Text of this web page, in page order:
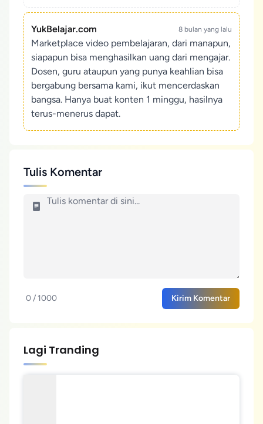
YukBelajar.com 8 bulan yang lalu
Marketplace video pembelajaran, dari manapun,
siapapun bisa menghasilkan uang dari mengajar.
Dosen, guru ataupun yang punya keahlian bisa
bergabung bersama kami, ikut mencerdaskan
bangsa. Hanya buat konten 1 minggu, hasilnya
terus-menerus dapat.
Tulis Komentar
0 / 1000 Kirim Komentar
Lagi Tranding